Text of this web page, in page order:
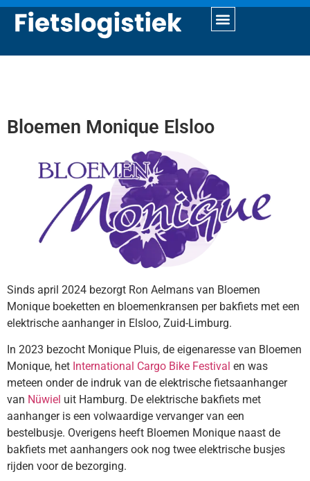
Bloemen Monique Elsloo
Sinds april 2024 bezorgt Ron Aelmans van Bloemen
Monique boeketten en bloemenkransen per bakfiets met een
elektrische aanhanger in Elsloo, Zuid-Limburg.
In 2023 bezocht Monique Pluis, de eigenaresse van Bloemen
Monique, het International Cargo Bike Festival en was
meteen onder de indruk van de elektrische fietsaanhanger
van Nüwiel uit Hamburg. De elektrische bakfiets met
aanhanger is een volwaardige vervanger van een
bestelbusje. Overigens heeft Bloemen Monique naast de
bakfiets met aanhangers ook nog twee elektrische busjes
rijden voor de bezorging.